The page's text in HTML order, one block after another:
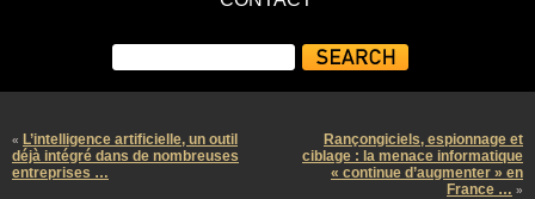
« L’intelligence artificielle, un outil
déjà intégré dans de nombreuses
entreprises …
Rançongiciels, espionnage et
ciblage : la menace informatique
« continue d’augmenter » en
France … »